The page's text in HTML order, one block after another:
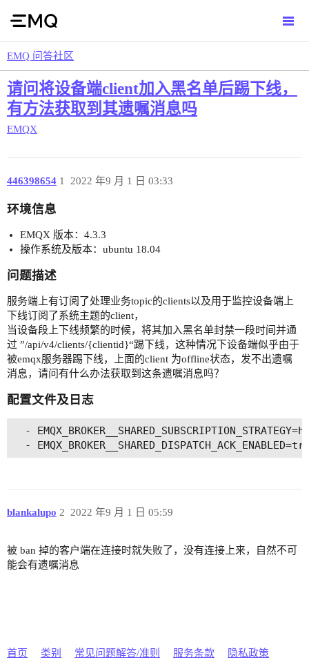
EMQ 问答社区
请问将设备端client加入黑名单后踢下线，
有方法获取到其遗嘱消息吗
EMQX
446398654 2022 年9 月 1 日 03:33
1
环境信息
EMQX 版本：4.3.3
操作系统及版本：ubuntu 18.04
问题描述
服务端上有订阅了处理业务topic的clients以及用于监控设备端上
下线订阅了系统主题的client，
当设备段上下线频繁的时候，将其加入黑名单封禁一段时间并通
过 ”/api/v4/clients/{clientid}“踢下线，这种情况下设备端似乎由于
被emqx服务器踢下线，上面的client 为offline状态，发不出遗嘱
消息，请问有什么办法获取到这条遗嘱消息吗？
配置文件及日志
-
blankalupo 2022 年9 月 1 日 05:59
2
被 ban 掉的客户端在连接时就失败了，没有连接上来，自然不可
能会有遗嘱消息
首页 类别 常见问题解答/准则 服务条款 隐私政策